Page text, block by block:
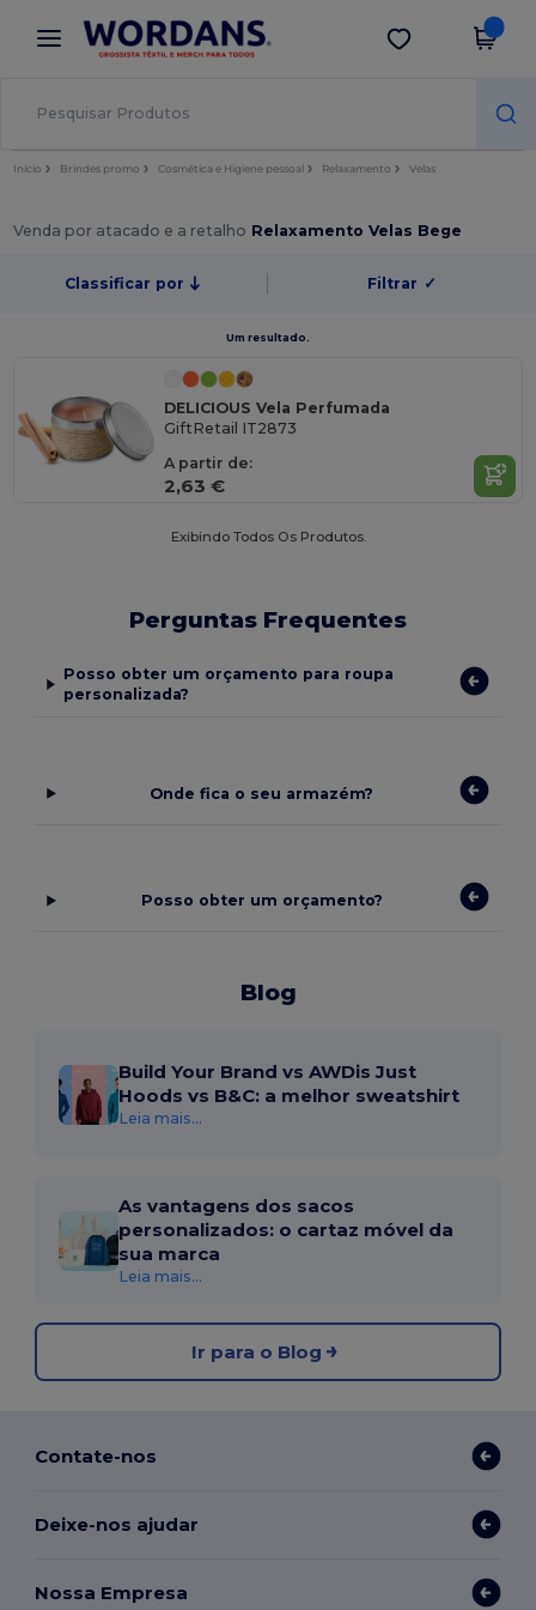
× App Wordans
Melhores preços na app!
Obter app
Início Brindes promo Cosmética e Higiene pessoal Relaxamento Velas
Venda por atacado e a retalho Relaxamento Velas Bege
Classificar por Filtrar ✓
Um resultado.
DELICIOUS Vela Perfumada
GiftRetail IT2873
A partir de:
2,63 €
Exibindo Todos Os Produtos.
Perguntas Frequentes
Posso obter um orçamento para roupa
personalizada?
Onde fica o seu armazém?
Posso obter um orçamento?
Blog
Build Your Brand vs AWDis Just
Hoods vs B&C: a melhor sweatshirt
Leia mais...
As vantagens dos sacos
personalizados: o cartaz móvel da
sua marca
Leia mais...
Ir para o Blog
Contate-nos
Deixe-nos ajudar
Nossa Empresa